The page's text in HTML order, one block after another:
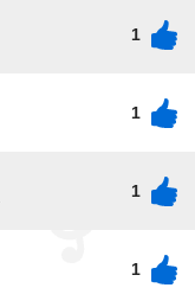
1
1
1
1